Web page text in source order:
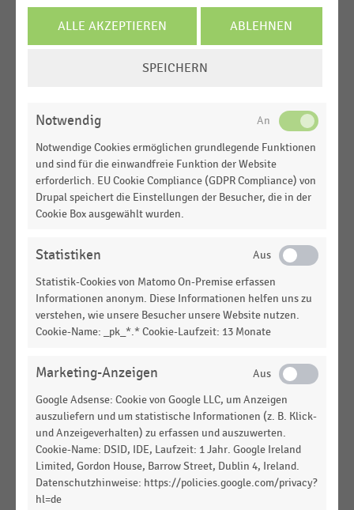
Geplante vs. gekaufte Geschenke zu Weihnachten
im Bereich Medien und Unterhaltungselektronik
nach Warengruppen (2015)
Top 10 der Portale & Marktplätze im Möbelhandel
nach Bekanntheitsgrad (2014)
E-COMMERCE|STATISTIK
Nutzung weiterer Vertriebskanäle durch Online-
Shops in der Schweiz (2019)
Nutzung weiterer Vertriebskanäle durch Online-
E-COMMERCE| STATISTIK
Nutzung weiterer Vertriebskanäle durch Online-
Shops in der Schweiz (2012)
DEUTSCHSPRACHIGER EINZELHANDEL INFOGRAFIK
Entwicklung der Filialzahlen von Tegut seit der
Übernahme durch die Migros: Konsolidierung,
Expansion und Ende einer Ära
SHOPPING-CENTER|INFOGRAFIK
Shopping-Center-Neueröffnungen (2010-2015)
D-A-CH-Region
ALLE AKZEPTIEREN ABLEHNEN
SPEICHERN
Notwendig
Notwendige Cookies ermöglichen grundlegende Funktionen
und sind für die einwandfreie Funktion der Website
erforderlich. EU Cookie Compliance (GDPR Compliance) von
Drupal speichert die Einstellungen der Besucher, die in der
Cookie Box ausgewählt wurden.
Statistiken
Statistik-Cookies von Matomo On-Premise erfassen
Informationen anonym. Diese Informationen helfen uns zu
verstehen, wie unsere Besucher unsere Website nutzen.
Cookie-Name: _pk_*.* Cookie-Laufzeit: 13 Monate
Marketing-Anzeigen
Google Adsense: Cookie von Google LLC, um Anzeigen
auszuliefern und um statistische Informationen (z. B. Klick-
und Anzeigeverhalten) zu erfassen und auszuwerten.
Cookie-Name: DSID, IDE, Laufzeit: 1 Jahr. Google Ireland
Limited, Gordon House, Barrow Street, Dublin 4, Ireland.
Datenschutzhinweise: https://policies.google.com/privacy?
hl=de